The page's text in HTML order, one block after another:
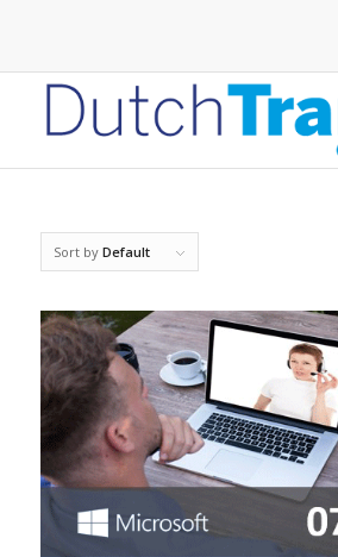
Sort by Default